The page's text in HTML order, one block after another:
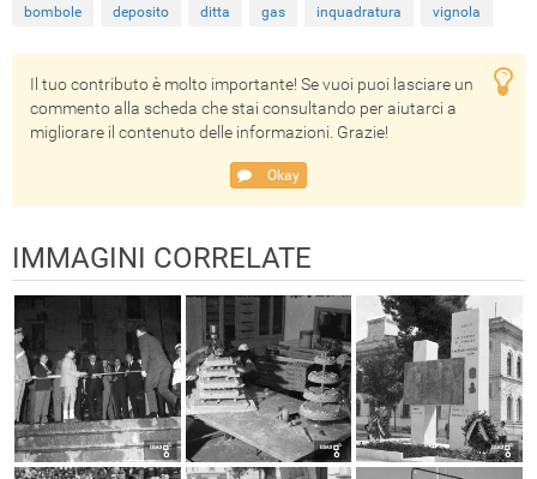
bombole deposito ditta gas inquadratura vignola
Il tuo contributo è molto importante! Se vuoi puoi lasciare un
commento alla scheda che stai consultando per aiutarci a
migliorare il contenuto delle informazioni. Grazie!
Okay
IMMAGINI CORRELATE